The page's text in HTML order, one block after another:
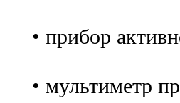
• прибор
• мультиметр